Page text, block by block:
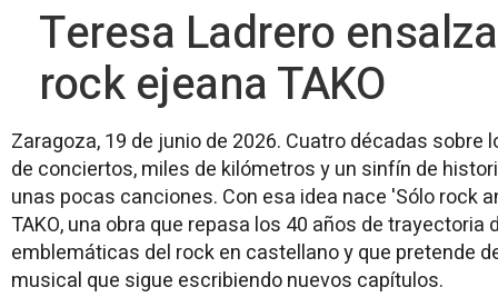
Teresa Ladrero
rock ejeana TAKO
Zaragoza, 19 de junio de 2026. Cuatro décadas
de conciertos, miles de kilómetros y un sinfín de
unas pocas canciones. Con esa idea nace 'Sólo rock
TAKO, una obra que repasa los 40 años de trayectoria
emblemáticas del rock en castellano y que pretende
musical que sigue escribiendo nuevos capítulos.